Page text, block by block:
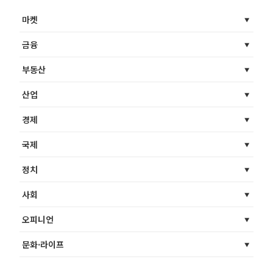
마켓
금융
부동산
산업
경제
국제
정치
사회
오피니언
문화·라이프